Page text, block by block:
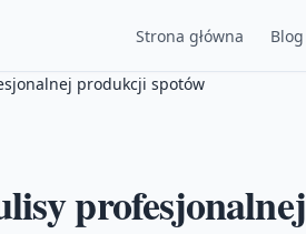
Strona główna Blog
produkcji spotów
profesjonalnej